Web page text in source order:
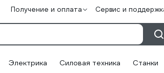
Получение и оплата Сервис и
Электрика Силовая техника Станки